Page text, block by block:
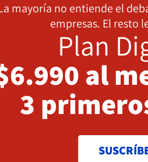
mayoría no entiende el
empresas. El resto
Plan
al
3